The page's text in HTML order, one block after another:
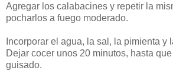
Agregar los calabacines y repetir la
pocharlos a fuego moderado.
Incorporar el agua, la sal, la pimienta y
Dejar cocer unos 20 minutos, hasta
guisado.